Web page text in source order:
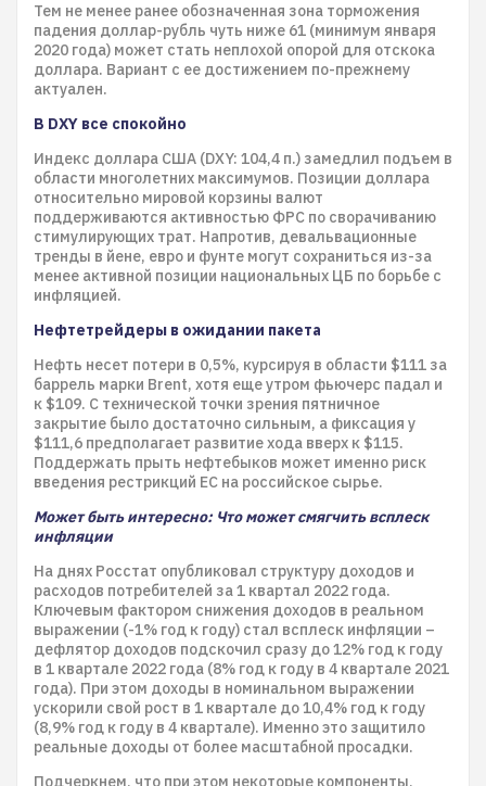
Тем не менее ранее обозначенная зона торможения
падения доллар-рубль чуть ниже 61 (минимум января
2020 года) может стать неплохой опорой для отскока
доллара. Вариант с ее достижением по-прежнему
актуален.
В DXY все спокойно
Индекс доллара США (DXY: 104,4 п.) замедлил подъем в
области многолетних максимумов. Позиции доллара
относительно мировой корзины валют
поддерживаются активностью ФРС по сворачиванию
стимулирующих трат. Напротив, девальвационные
тренды в йене, евро и фунте могут сохраниться из-за
менее активной позиции национальных ЦБ по борьбе с
инфляцией.
Нефтетрейдеры в ожидании пакета
Нефть несет потери в 0,5%, курсируя в области $111 за
баррель марки Brent, хотя еще утром фьючерс падал и
к $109. С технической точки зрения пятничное
закрытие было достаточно сильным, а фиксация у
$111,6 предполагает развитие хода вверх к $115.
Поддержать прыть нефтебыков может именно риск
введения рестрикций ЕС на российское сырье.
Может быть интересно: Что может смягчить всплеск
инфляции
На днях Росстат опубликовал структуру доходов и
расходов потребителей за 1 квартал 2022 года.
Ключевым фактором снижения доходов в реальном
выражении (-1% год к году) стал всплеск инфляции –
дефлятор доходов подскочил сразу до 12% год к году
в 1 квартале 2022 года (8% год к году в 4 квартале 2021
года). При этом доходы в номинальном выражении
ускорили свой рост в 1 квартале до 10,4% год к году
(8,9% год к году в 4 квартале). Именно это защитило
реальные доходы от более масштабной просадки.
Подчеркнем, что при этом некоторые компоненты,